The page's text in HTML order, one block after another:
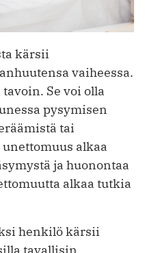
kärsii
vaiheessa.
Se voi olla
pysymisen
tai
alkaa
ja huonontaa
alkaa tutkia
henkilö kärsii